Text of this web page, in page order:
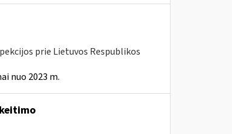
prie Lietuvos Respublikos
nuo 2023 m.